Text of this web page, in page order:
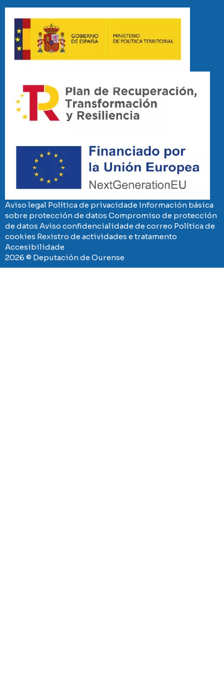
Aviso legal Política de privacidade Información básica
sobre protección de datos Compromiso de protección
de datos Aviso confidencialidade de correo Política de
cookies Rexistro de actividades e tratamento
Accesibilidade
2026 © Deputación de Ourense